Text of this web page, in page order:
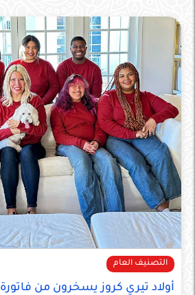
التصنيف العام
أولاد تيري كروز يسخرون من فاتورة 857$!